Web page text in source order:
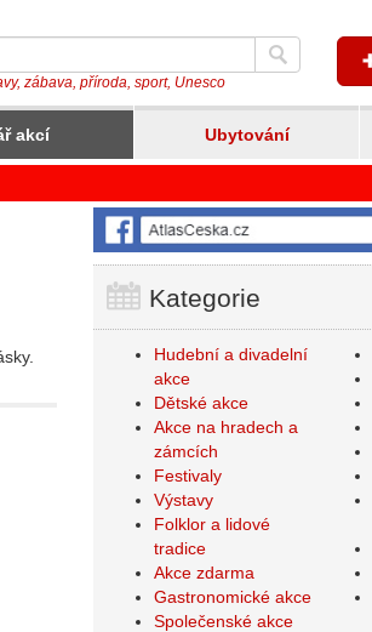
zábava, příroda, sport, Unesco
akcí Ubytování
Kategorie
Hudební a divadelní
akce
Dětské akce
Akce na hradech a
zámcích
Festivaly
Výstavy
Folklor a lidové
tradice
Akce zdarma
Gastronomické akce
Společenské akce